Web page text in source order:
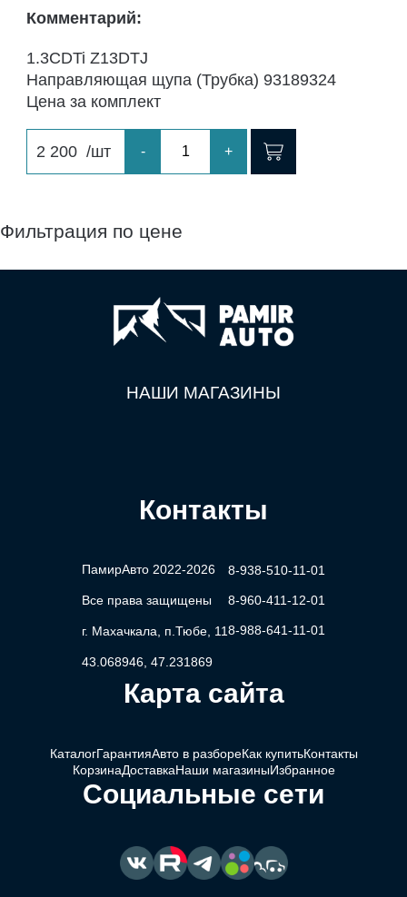
Комментарий:
1.3CDTi Z13DTJ
Направляющая щупа (Трубка) 93189324
Цена за комплект
2 200 /шт - +
Фильтрация по цене
НАШИ МАГАЗИНЫ
Контакты
ПамирАвто 2022-2026
Все права защищены
г. Махачкала, п.Тюбе, 11
43.068946, 47.231869
8-938-510-11-01
8-960-411-12-01
8-988-641-11-01
Карта сайта
КаталогГарантияАвто в разбореКак купитьКонтакты
КорзинаДоставкаНаши магазиныИзбранное
Социальные сети